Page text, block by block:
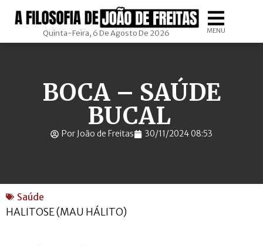
Quinta-Feira, 6 De Agosto De 2026 MENU
BOCA – SAÚDE
BUCAL
Por João de Freitas 30/11/2024 08:53
Saúde
HALITOSE (MAU HÁLITO)